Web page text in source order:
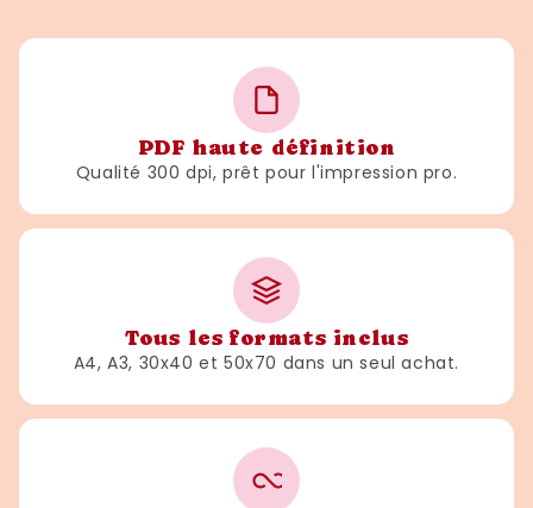
PDF haute définition
Qualité 300 dpi, prêt pour l'impression pro.
Tous les formats inclus
A4, A3, 30x40 et 50x70 dans un seul achat.